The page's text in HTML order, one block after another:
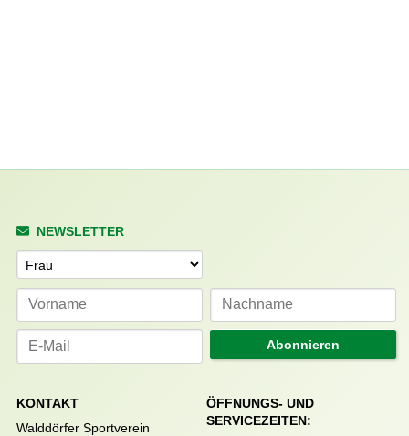
NEWSLETTER
Anrede
Abonnieren
KONTAKT
Walddörfer Sportverein
ÖFFNUNGS- UND
SERVICEZEITEN: